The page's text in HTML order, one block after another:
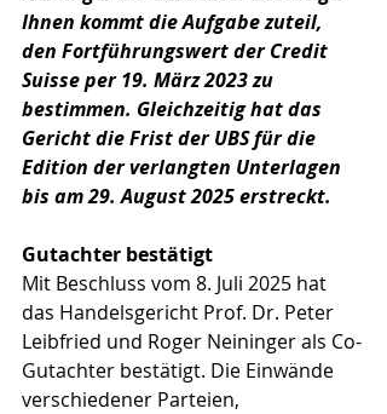
Ihnen kommt die Aufgabe zuteil,
den Fortführungswert der Credit
Suisse per 19. März 2023 zu
bestimmen. Gleichzeitig hat das
Gericht die Frist der UBS für die
Edition der verlangten Unterlagen
bis am 29. August 2025 erstreckt.
Gutachter bestätigt
Mit Beschluss vom 8. Juli 2025 hat
das Handelsgericht Prof. Dr. Peter
Leibfried und Roger Neininger als Co-
Gutachter bestätigt. Die Einwände
verschiedener Parteien,